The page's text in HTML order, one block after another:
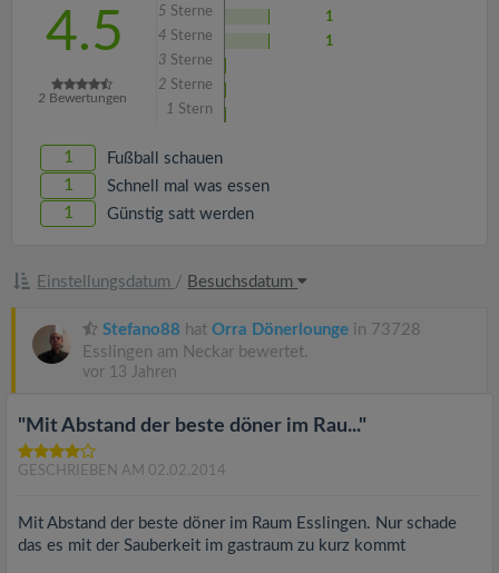
4.5
2 Bewertungen
5 Sterne
1
4 Sterne
1
3 Sterne
2 Sterne
1 Stern
1 Fußball schauen
1 Schnell mal was essen
1 Günstig satt werden
Einstellungsdatum / Besuchsdatum
Stefano88 hat Orra Dönerlounge in 73728
Esslingen am Neckar bewertet.
vor 13 Jahren
"Mit Abstand der beste döner im Rau..."
GESCHRIEBEN AM 02.02.2014
Mit Abstand der beste döner im Raum Esslingen. Nur schade
das es mit der Sauberkeit im gastraum zu kurz kommt